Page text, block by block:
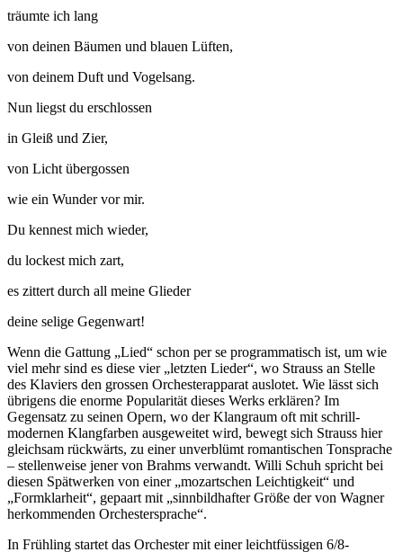
träumte ich lang
von deinen Bäumen und blauen Lüften,
von deinem Duft und Vogelsang.
Nun liegst du erschlossen
in Gleiß und Zier,
von Licht übergossen
wie ein Wunder vor mir.
Du kennest mich wieder,
du lockest mich zart,
es zittert durch all meine Glieder
deine selige Gegenwart!
Wenn die Gattung „Lied“ schon per se programmatisch ist, um wie
viel mehr sind es diese vier „letzten Lieder“, wo Strauss an Stelle
des Klaviers den grossen Orchesterapparat auslotet. Wie lässt sich
übrigens die enorme Popularität dieses Werks erklären? Im
Gegensatz zu seinen Opern, wo der Klangraum oft mit schrill-
modernen Klangfarben ausgeweitet wird, bewegt sich Strauss hier
gleichsam rückwärts, zu einer unverblümt romantischen Tonsprache
– stellenweise jener von Brahms verwandt. Willi Schuh spricht bei
diesen Spätwerken von einer „mozartschen Leichtigkeit“ und
„Formklarheit“, gepaart mit „sinnbildhafter Größe der von Wagner
herkommenden Orchestersprache“.
In Frühling startet das Orchester mit einer leichtfüssigen 6/8-